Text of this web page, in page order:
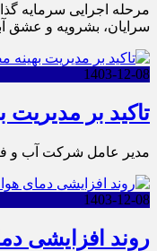
سرایان، بشرویه و عشق
1403-12-08
تاکید بر
مدیر عامل شرکت آب و
1403-12-08
روند افزایشی